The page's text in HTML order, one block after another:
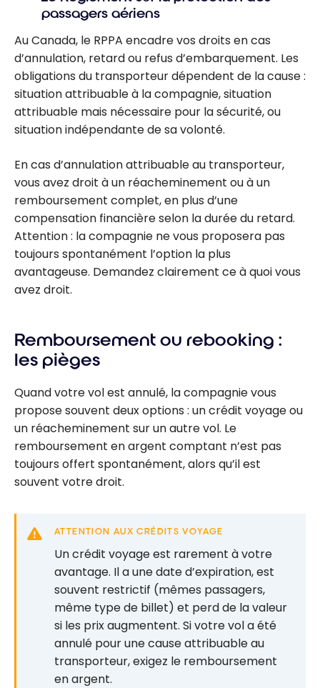
passagers aériens
Au Canada, le RPPA encadre vos droits en cas
d’annulation, retard ou refus d’embarquement. Les
obligations du transporteur dépendent de la cause :
situation attribuable à la compagnie, situation
attribuable mais nécessaire pour la sécurité, ou
situation indépendante de sa volonté.
En cas d’annulation attribuable au transporteur,
vous avez droit à un réacheminement ou à un
remboursement complet, en plus d’une
compensation financière selon la durée du retard.
Attention : la compagnie ne vous proposera pas
toujours spontanément l’option la plus
avantageuse. Demandez clairement ce à quoi vous
avez droit.
Remboursement ou rebooking :
les pièges
Quand votre vol est annulé, la compagnie vous
propose souvent deux options : un crédit voyage ou
un réacheminement sur un autre vol. Le
remboursement en argent comptant n’est pas
toujours offert spontanément, alors qu’il est
souvent votre droit.
ATTENTION AUX CRÉDITS VOYAGE
Un crédit voyage est rarement à votre
avantage. Il a une date d’expiration, est
souvent restrictif (mêmes passagers,
même type de billet) et perd de la valeur
si les prix augmentent. Si votre vol a été
annulé pour une cause attribuable au
transporteur, exigez le remboursement
en argent.